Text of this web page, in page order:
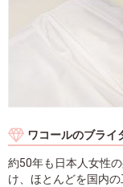
ワコールのブライ
約50年も日本人女性
け、ほとんどを国内